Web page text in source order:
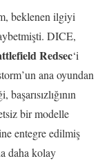
beklenen ilgiyi
DICE,
Redsec‘i
ana oyundan
bir modelle
entegre edilmiş
daha kolay